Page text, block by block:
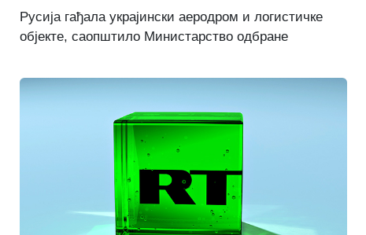
Русија гађала украјински аеродром и логистичке
објекте, саопштило Министарство одбране